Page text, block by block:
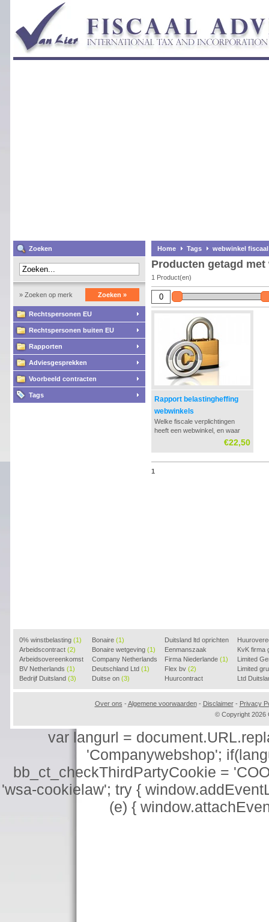
Zoeken
» Zoeken op merk Zoeken »
Rechtspersonen EU
Rechtspersonen buiten EU
Rapporten
Adviesgesprekken
Voorbeeld contracten
Tags
Home Tags webwinkel
Producten getagd
1 Product(en)
Rapport belastingheffing
webwinkels
Welke fiscale verplichtingen
heeft een webwinkel, en waar
dient belasting afgedragen te
vragen behandeld.
€22,50
1
0% winstbelasting (1)
Arbeidscontract (2)
Arbeidsovereenkomst
(2)
BV Netherlands (1)
Bedrijf Duitsland (3)
Bonaire (1)
Bonaire wetgeving (1)
Company Netherlands
(1)
Deutschland Ltd (1)
Duitse on (3)
Duitsland ltd oprichten
(2)
Eenmanszaak
beginnen(1)
Firma Niederlande (1)
Flex bv (2)
Huurcontract
voorbeeld(3)
KvK firma
Limited
Limited
Ltd
Over ons - Algemene voorwaarden- Disclaimer- Privacy
© Copyright 2026
var langurl =
'Companywebshop';
bb_ct_checkThirdPartyCookie =
'wsa-cookielaw'; try {
(e) {